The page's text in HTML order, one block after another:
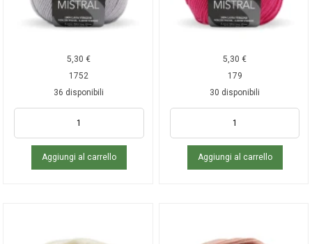
5,30€
1752
36 disponibili
Aggiungi al carrello
5,30€
179
30 disponibili
Aggiungi al carrello